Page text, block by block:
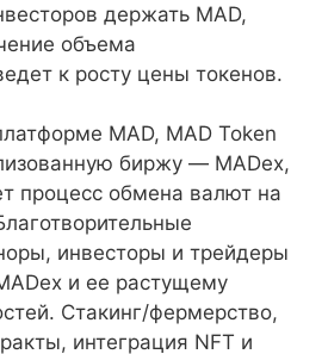
держать MAD,
объема
к росту цены токенов.
MAD, MAD Token
биржу — MADex,
процесс обмена валют на
инвесторы и трейдеры
и ее растущему
Стакинг/фермерство,
интеграция NFT и